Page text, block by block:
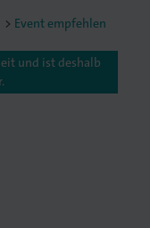
Event empfehlen
und ist deshalb